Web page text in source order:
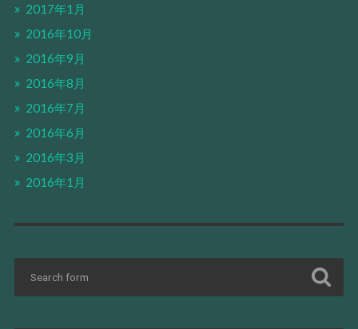
2017年1月
2016年10月
2016年9月
2016年8月
2016年7月
2016年6月
2016年3月
2016年1月